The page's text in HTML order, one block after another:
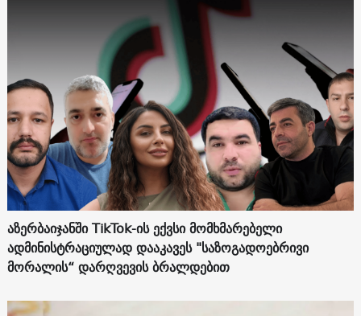
აზერბაიჯანში TikTok-ის ექვსი მომხმარებელი
ადმინისტრაციულად დააკავეს "საზოგადოებრივი
მორალის“ დარღვევის ბრალდებით